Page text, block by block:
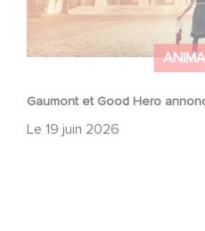
Gaumont et Good Hero
Le 19 juin 2026